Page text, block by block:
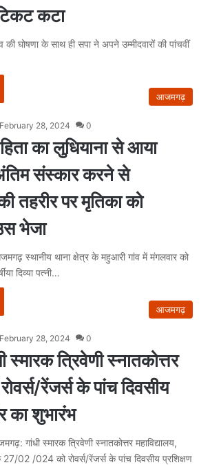
कटा
घोषणा के साथ ही सपा ने अपने उम्मीदवारों की पांचवीं
आजमगढ़
February 28, 2024 0
का लुधियाना से आया
संस्कार करने से
तहरीर पर मृतिका को
भेजा
स्थानीय थाना क्षेत्र के महुआरी गांव में मंगलवार को
दिव्या पत्नी…
आजमगढ़
February 28, 2024 0
त्रिवेणी स्नातकोत्तर
रेंजर्स के पांच दिवसीय
का शुभारंभ
गांधी स्मारक त्रिवेणी स्नातकोत्तर महाविद्यालय,
02 /024 को रोवर्स/रेंजर्स के पांच दिवसीय प्रशिक्षण